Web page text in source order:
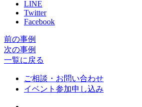
LINE
Twitter
Facebook
前の事例
次の事例
一覧に戻る
ご相談・お問い合わせ
イベント参加申し込み